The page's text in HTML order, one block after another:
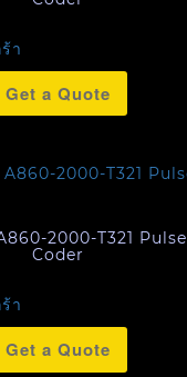
า
Get a Quote
2000-T321 Pulse
Coder
า
Get a Quote